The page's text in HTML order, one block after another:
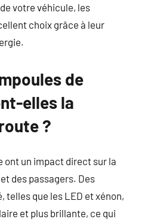
votre véhicule, les
choix grâce à leur
de
elles la
?
ont un impact direct sur la
des passagers. Des
telles que les LED et xénon,
et plus brillante, ce qui